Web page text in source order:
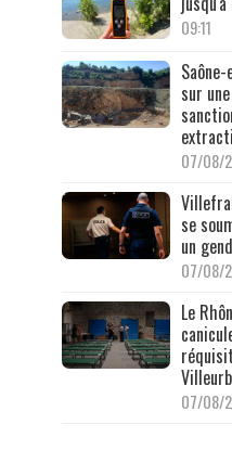
09:11
sur
07/08/
se
un
07/08/
Le
07/08/